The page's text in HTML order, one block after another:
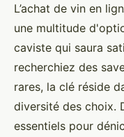
L’achat de vin en
une multitude
caviste qui saura
recherchiez des
rares, la clé réside
diversité des choix.
essentiels pour